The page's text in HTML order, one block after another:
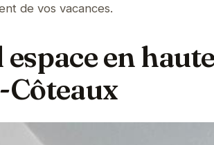
de vos vacances.
en
Côteaux